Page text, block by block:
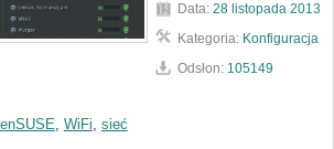
Data:28 listopada 2013
Kategoria: Konfiguracja
Odsłon: 105149
, WiFi, sieć